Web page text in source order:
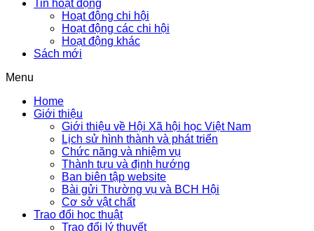
Tin hoạt động
Hoạt động chi hội
Hoạt động các chi hội
Hoạt động khác
Sách mới
Menu
Home
Giới thiệu
Giới thiệu về Hội Xã hội học Việt Nam
Lịch sử hình thành và phát triển
Chức năng và nhiệm vụ
Thành tựu và định hướng
Ban biên tập website
Bài gửi Thường vụ và BCH Hội
Cơ sở vật chất
Trao đổi học thuật
Trao đổi lý thuyết